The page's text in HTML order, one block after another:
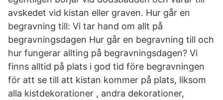
avskedet vid kistan eller graven. Hur går en
begravning till: Vi tar hand om allt på
begravningsdagen Hur går en begravning till och
hur fungerar allting på begravningsdagen? Vi
finns alltid på plats i god tid före begravningen
för att se till att kistan kommer på plats, liksom
alla kistdekorationer , andra dekorationer,